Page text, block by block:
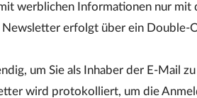
werblichen Informationen nur mit
Newsletter erfolgt über ein Double-
um Sie als Inhaber der E-Mail
wird protokolliert, um die